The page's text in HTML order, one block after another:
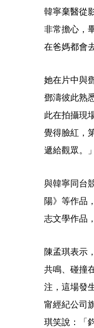
韓寧棄醫從
非常擔心，
在爸媽都會
她在片中與
鄧濤彼此熟
此在拍攝現
覺得臉紅，
遞給觀眾。」
與韓寧同台
陽》等作品
志文學作品
陳孟琪表示
共鳴、碰撞
注，這場發
甯經紀公司
琪笑說：「